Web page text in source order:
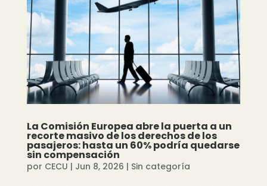
La Comisión Europea abre la puerta a un
recorte masivo de los derechos de los
pasajeros: hasta un 60% podría quedarse
sin compensación
por CECU | Jun 8, 2026 | Sin categoría